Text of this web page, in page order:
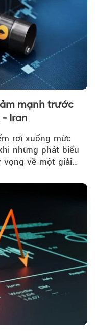
mạnh trước
Iran
rơi xuống mức
những phát biểu
vọng về một giải